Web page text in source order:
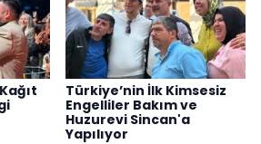
Türkiye’nin İlk Kimsesiz
Engelliler Bakım ve
Huzurevi Sincan'a
Yapılıyor